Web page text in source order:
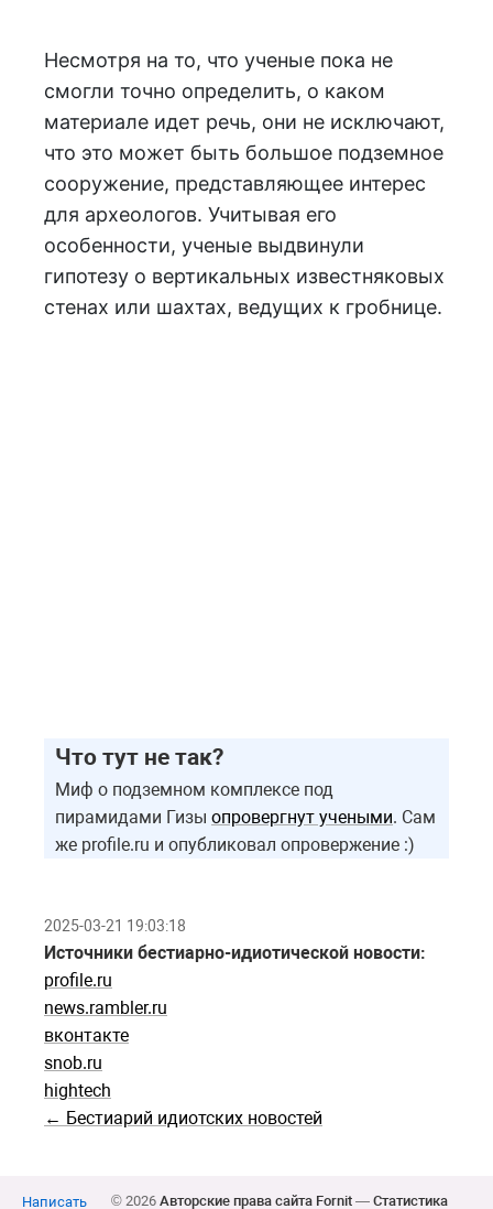
Несмотря на то, что ученые пока не
смогли точно определить, о каком
материале идет речь, они не исключают,
что это может быть большое подземное
сооружение, представляющее интерес
для археологов. Учитывая его
особенности, ученые выдвинули
гипотезу о вертикальных известняковых
стенах или шахтах, ведущих к гробнице.
Что тут не так?
Миф о подземном комплексе под
пирамидами Гизы опровергнут учеными. Сам
же profile.ru и опубликовал опровержение :)
2025-03-21 19:03:18
Источники бестиарно-идиотической новости:
profile.ru
news.rambler.ru
вконтакте
snob.ru
hightech
← Бестиарий идиотских новостей
Написать © 2026 Авторские права сайта Fornit— Статистика